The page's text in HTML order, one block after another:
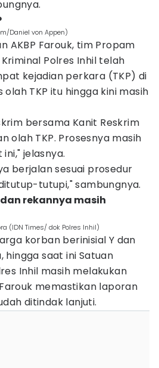
Daniel von Appen)
AKBP Farouk, tim Propam
Polres Inhil telah
kejadian perkara (TKP) di
olah TKP itu hingga kini masih
bersama Kanit Reskrim
olah TKP. Prosesnya masih
jelasnya.
berjalan sesuai prosedur
tutupi," sambungnya.
rekannya masih
(IDN Times/ dok Polres Inhil)
korban berinisial Y dan
hingga saat ini Satuan
Inhil masih melakukan
memastikan laporan
ditindak lanjuti.